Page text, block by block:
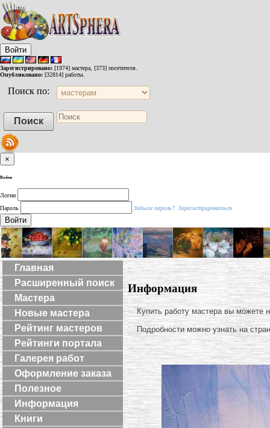
Войти
Зарегистрировано: [1974] мастера, [373] посетителя.
Опубликовано: [32814] работы.
Поиск по:
×
Войти
Логин
Пароль
Забыли пароль? Зарегистрироваться
Войти
Главная
Расширенный поиск
Мастера
Новые мастера
Рейтинг мастеров
Рейтинги портала
Галерея работ
Оформление заказа
Полезное
Информация
Книги
Информация
Купить работу мастера вы можете
Подробности можно узнать на